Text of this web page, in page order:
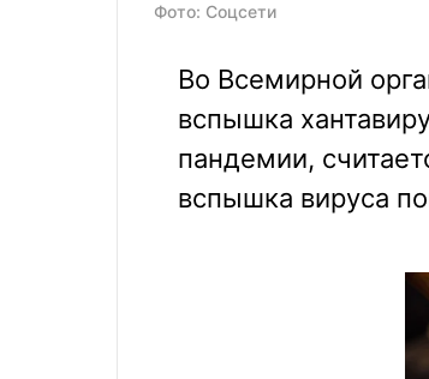
Фото: Соцсети
Во Всемирной
вспышка
пандемии,
вспышка вируса